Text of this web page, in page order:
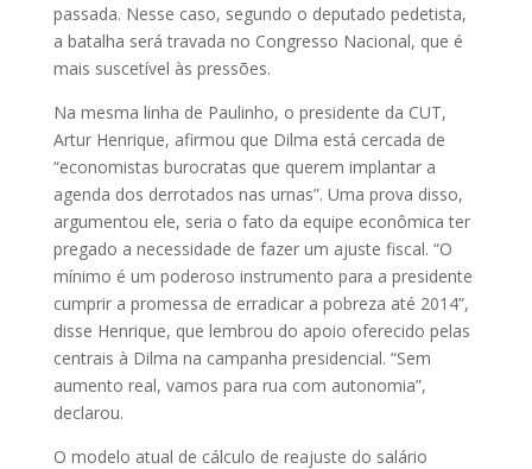
passada. Nesse caso, segundo o deputado pedetista,
a batalha será travada no Congresso Nacional, que é
mais suscetível às pressões.
Na mesma linha de Paulinho, o presidente da CUT,
Artur Henrique, afirmou que Dilma está cercada de
“economistas burocratas que querem implantar a
agenda dos derrotados nas urnas”. Uma prova disso,
argumentou ele, seria o fato da equipe econômica ter
pregado a necessidade de fazer um ajuste fiscal. “O
mínimo é um poderoso instrumento para a presidente
cumprir a promessa de erradicar a pobreza até 2014”,
disse Henrique, que lembrou do apoio oferecido pelas
centrais à Dilma na campanha presidencial. “Sem
aumento real, vamos para rua com autonomia”,
declarou.
O modelo atual de cálculo de reajuste do salário